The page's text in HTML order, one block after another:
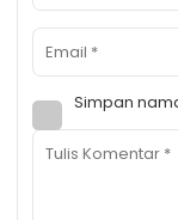
Simpan